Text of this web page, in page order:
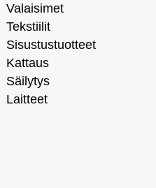
Valaisimet
Tekstiilit
Sisustustuotteet
Kattaus
Säilytys
Laitteet